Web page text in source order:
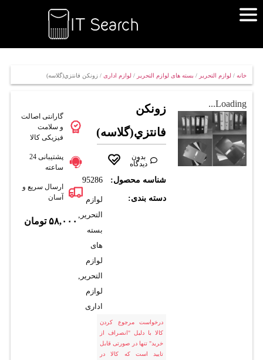
خانه/ لوازم التحریر / بسته های لوازم التحریر / لوازم اداری/ زونكن فانتزي(گلاسه)
Loading...
زونكن
فانتزي(گلاسه)
بدون
دیدگاه
شناسه محصول: 95286
دسته بندی:
لوازم
التحریر ,
بسته
های
لوازم
التحریر ,
لوازم
اداری
درخواست مرجوع کردن
کالا با دلیل "انصراف از
خرید" تنها در صورتی قابل
تایید است که کالا در
گارانتی اصالت
و سلامت
فیزیکی کالا
پشتیبانی 24
ساعته
ارسال سریع و
آسان
۵۸,۰۰۰ تومان